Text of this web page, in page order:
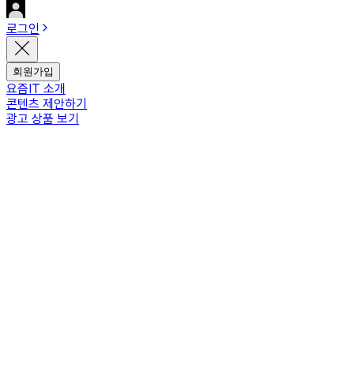
로그인
회원가입
요즘IT 소개
콘텐츠 제안하기
광고 상품 보기